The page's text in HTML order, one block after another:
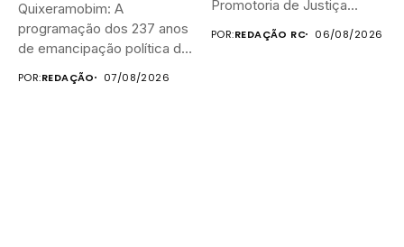
Quixeramobim: A
programação dos 237 anos
de emancipação política de
POR:REDAÇÃO 07/08/2026
Promotoria de Justiça...
POR:REDAÇÃO RC 06/08/2026